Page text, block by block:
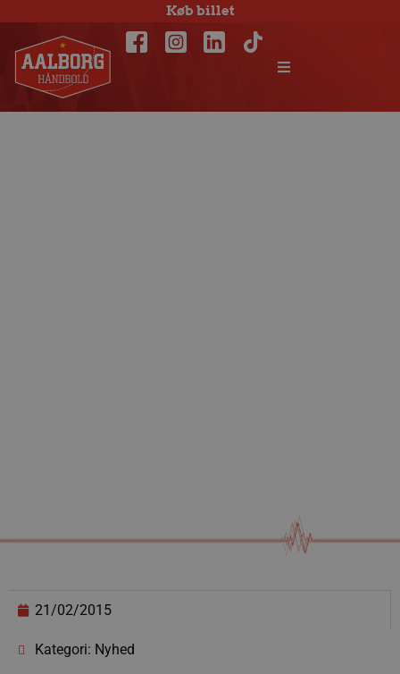
Køb billet
21/02/2015
Kategori: Nyhed